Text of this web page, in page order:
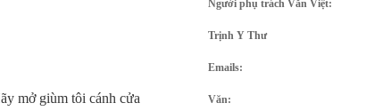
mở giùm tôi cánh cửa
Người phụ trách Văn Việt:
Trịnh Y Thư
Emails:
Văn: